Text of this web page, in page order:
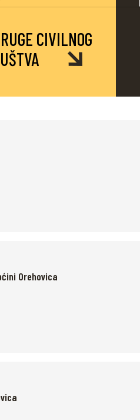
CIVILNOG
Orehovica